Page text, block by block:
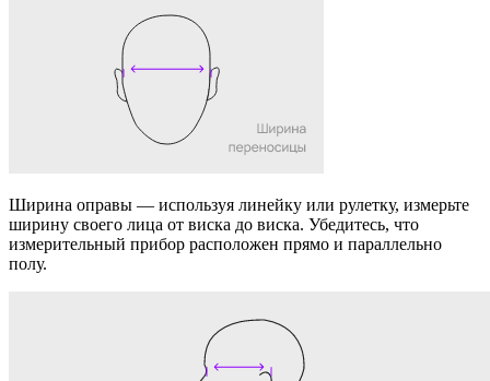
Ширина оправы — используя линейку или рулетку, измерьте
ширину своего лица от виска до виска. Убедитесь, что
измерительный прибор расположен прямо и параллельно
полу.